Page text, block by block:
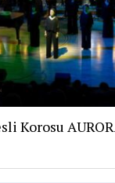
Korosu